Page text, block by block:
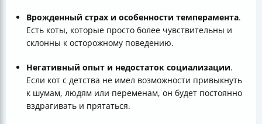
Врожденный страх и особенности темперамента.
Есть коты, которые просто более чувствительны и
склонны к осторожному поведению.
Негативный опыт и недостаток социализации.
Если кот с детства не имел возможности привыкнуть
к шумам, людям или переменам, он будет постоянно
вздрагивать и прятаться.